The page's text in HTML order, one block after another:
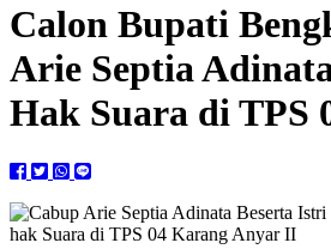
Calon Bupati
Arie Septia
Hak Suara di TPS